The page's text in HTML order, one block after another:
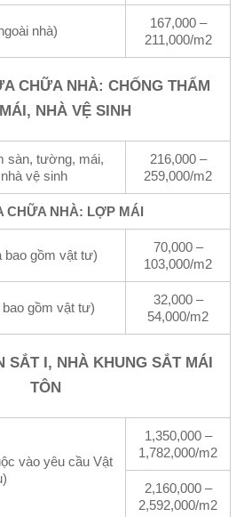
nhà)
167,000 –
211,000/m2
CHỮA NHÀ: CHỐNG THẤM
NHÀ VỆ SINH
sàn, tường, mái,
vệ sinh
216,000 –
259,000/m2
CHỮA NHÀ: LỢP MÁI
bao gồm vật tư)
70,000 –
103,000/m2
gồm vật tư)
32,000 –
54,000/m2
SẮT I, NHÀ KHUNG SẮT MÁI
TÔN
vào yêu cầu Vật
1,350,000 –
1,782,000/m2
2,160,000 –
2,592,000/m2